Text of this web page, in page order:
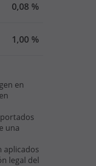
0,08 %
1,00 %
en
una
aplicados
legal del